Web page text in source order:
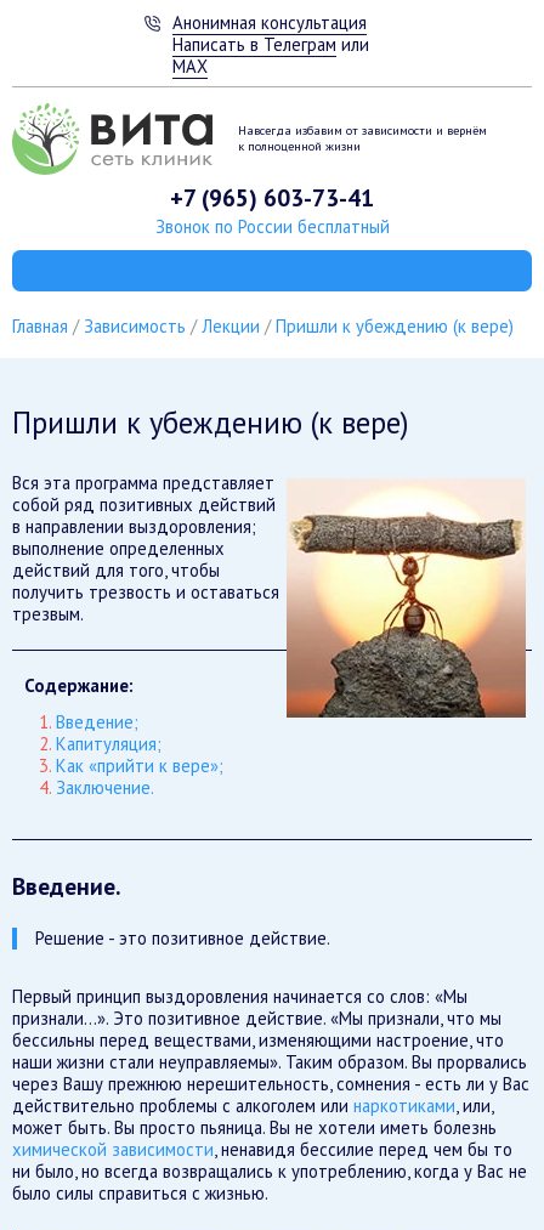
Анонимная консультация
Написать в Телеграм или
MAX
Навсегда избавим от зависимости и вернём
к полноценной жизни
+7 (965) 603-73-41
Звонок по России бесплатный
Главная Зависимость Лекции Пришли к убеждению (к вере)
Пришли к убеждению (к вере)
Вся эта программа представляет
собой ряд позитивных действий
в направлении выздоровления;
выполнение определенных
действий для того, чтобы
получить трезвость и оставаться
трезвым.
Содержание:
Введение;
Капитуляция;
Как «прийти к вере»;
Заключение.
Введение.
Решение - это позитивное действие.
Первый принцип выздоровления начинается со слов: «Мы
признали...». Это позитивное действие. «Мы признали, что мы
бессильны перед веществами, изменяющими настроение, что
наши жизни стали неуправляемы». Таким образом. Вы прорвались
через Вашу прежнюю нерешительность, сомнения - есть ли у Вас
действительно проблемы с алкоголем или наркотиками, или,
может быть. Вы просто пьяница. Вы не хотели иметь болезнь
химической зависимости, ненавидя бессилие перед чем бы то
ни было, но всегда возвращались к употреблению, когда у Вас не
было силы справиться с жизнью.